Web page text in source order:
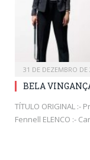
31 DE DEZEMBRO DE
BELA
TÍTULO ORIGINAL :-
Fennell ELENCO :-